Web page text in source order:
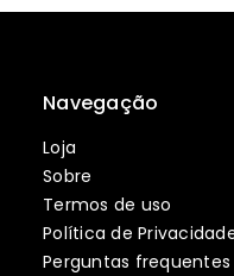
Navegação
Loja
Sobre
Termos de uso
Política de
Perguntas frequentes